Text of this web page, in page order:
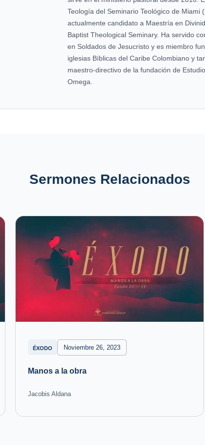
Teología del Seminario Teológico de Miami
actualmente candidato a Maestría en
Baptist Theological Seminary. Ha servido
en Soldados de Jesucristo y es miembro
iglesias Bíblicas del Caribe Colombiano y
maestro-directivo de la fundación de
Omega.
Sermones Relacionados
ÉXODO Noviembre 26, 2023
Manos a la obra
Jacobis Aldana